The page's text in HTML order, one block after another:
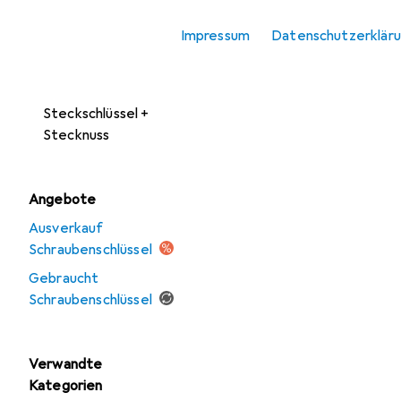
Impressum
Steckschlüssel +
Stecknuss
Angebote
Ausverkauf
Schraubenschlüssel
Gebraucht
Schraubenschlüssel
Verwandte
Kategorien